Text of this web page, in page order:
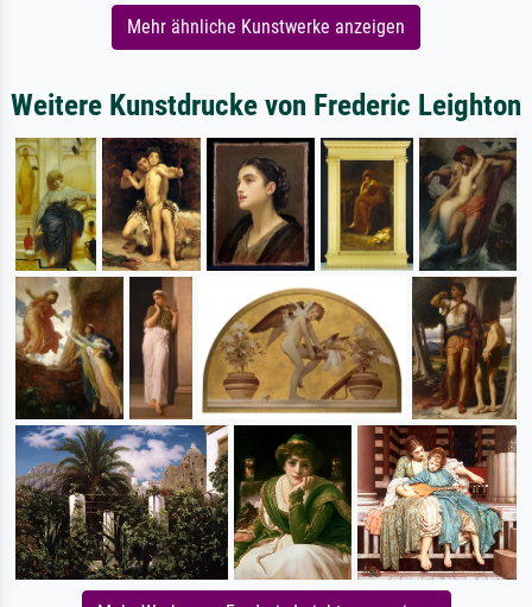
Mehr ähnliche Kunstwerke anzeigen
Weitere Kunstdrucke von Frederic Leighton